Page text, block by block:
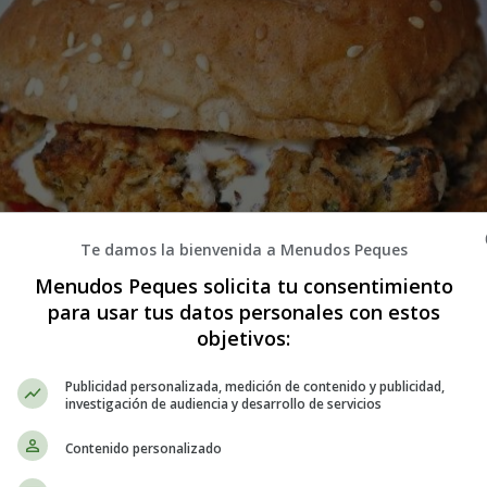
veganas fáciles -
Te damos la bienvenida a Menudos Peques
Menudos Peques solicita tu consentimiento
para usar tus datos personales con estos
objetivos:
Publicidad personalizada, medición de contenido y publicidad,
investigación de audiencia y desarrollo de servicios
Contenido personalizado